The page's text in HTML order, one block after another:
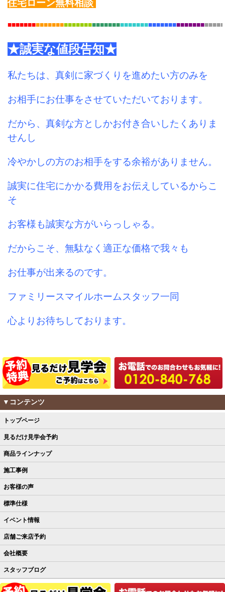
住宅ローン無料相談
■■■■■■■■■■■■■■■■■■■■■■■■■■■■■■■■■■■■■■■■■■■■■■■■■
★誠実な値段告知★
私たちは、真剣に家づくりを進めたい方のみを
お相手にお仕事をさせていただいております。
だから、真剣な方としかお付き合いしたくありま
せんし
冷やかしの方のお相手をする余裕がありません。
誠実に住宅にかかる費用をお伝えしているからこ
そ
お客様も誠実な方がいらっしゃる。
だからこそ、無駄なく適正な価格で我々も
お仕事が出来るのです。
ファミリースマイルホームスタッフ一同
心よりお待ちしております。
▼コンテンツ
トップページ
見るだけ見学会予約
商品ラインナップ
施工事例
お客様の声
標準仕様
イベント情報
店舗ご来店予約
会社概要
スタッフブログ